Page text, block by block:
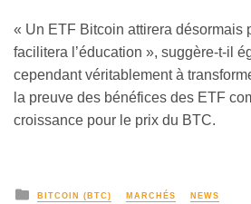
« Un ETF Bitcoin attirera désormais
facilitera l’éducation », suggère-t-il
cependant véritablement à
la preuve des bénéfices des ETF
croissance pour le prix du BTC.
BITCOIN (BTC) MARCHÉS NEWS